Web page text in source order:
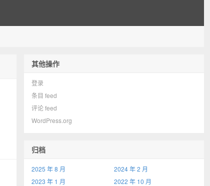
其他操作
登录
条目 feed
评论 feed
WordPress.org
归档
2025 年 8 月
2024 年 2 月
2023 年 1 月
2022 年 10 月